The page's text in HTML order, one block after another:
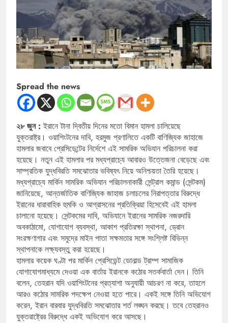
Spread the news
২৮ জুন : ইরানে টানা দ্বিতীয় দিনের মতো বিমান হামলা চালিয়েছে
যুক্তরাষ্ট্র। ওয়াশিংটনের দাবি, হরমুজ প্রণালিতে একটি বাণিজ্যিক জাহাজে
হামলার জবাবে প্রেসিডেন্টের নির্দেশে এই সামরিক অভিযান পরিচালনা করা
হয়েছে। নতুন এই হামলার পর মধ্যপ্রাচ্যে আবারও উত্তেজনা বেড়েছে এবং
সাম্প্রতিক যুদ্ধবিরতি সমঝোতার ভবিষ্যৎ নিয়ে অনিশ্চয়তা তৈরি হয়েছে।
মধ্যপ্রাচ্যে মার্কিন সামরিক অভিযান পরিচালনাকারী সেন্ট্রাল কমান্ড (সেন্টকম)
জানিয়েছে, আন্তর্জাতিক বাণিজ্যিক জাহাজ চলাচলের নিরাপত্তার বিরুদ্ধে
ইরানের ধারাবাহিক হুমকি ও আগ্রাসনের প্রতিক্রিয়া হিসেবেই এই হামলা
চালানো হয়েছে। সেন্টকমের দাবি, অভিযানে ইরানের সামরিক নজরদারি
অবকাঠামো, যোগাযোগ ব্যবস্থা, আকাশ প্রতিরক্ষা স্থাপনা, ড্রোন
সংরক্ষণাগার এবং সমুদ্রে মাইন পাতা সক্ষমতার সঙ্গে সংশ্লিষ্ট বিভিন্ন
স্থাপনাকে লক্ষ্যবস্তু করা হয়েছে।
হামলার কয়েক ঘণ্টা পর মার্কিন প্রেসিডেন্ট ডোনাল্ড ট্রাম্প সামাজিক
যোগাযোগমাধ্যমে দেওয়া এক বার্তায় ইরানকে কঠোর সতর্কবার্তা দেন। তিনি
বলেন, তেহরান যদি ওয়াশিংটনের প্রত্যাশা অনুযায়ী আচরণ না করে, তাহলে
আরও কঠোর সামরিক পদক্ষেপ নেওয়া হতে পারে। একই সঙ্গে তিনি অভিযোগ
করেন, ইরান বারবার যুদ্ধবিরতি সমঝোতার শর্ত লঙ্ঘন করছে। তবে তেহরানও
যুক্তরাষ্ট্রের বিরুদ্ধে একই অভিযোগ করে আসছে।